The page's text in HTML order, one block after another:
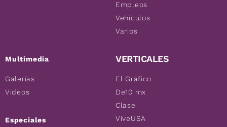
Multimedia
Galerías
Videos
Especiales
Empleos
Vehículos
Varios
VERTICALES
El Gráfico
De10.mx
Clase
ViveUSA